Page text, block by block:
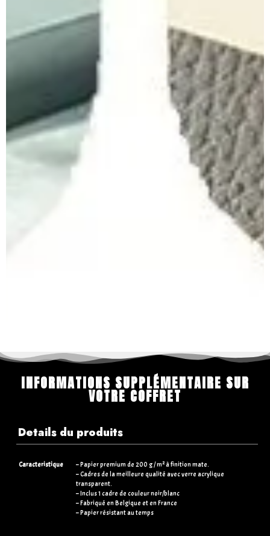
INFORMATIONS SUPPLÉMENTAIRE SUR
VOTRE COFFRET
Details du produits
Caracteristique
– Papier premium de 200 g / m² à finition mate.
– Cadres de la meilleure qualité avec verre acrylique
transparent.
– Inclus 1 cadre de couleur noir/blanc
– Fabriqué en Belgique et en France
– Papier résistant au temps